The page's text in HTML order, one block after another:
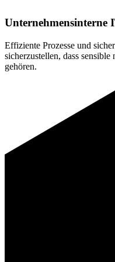
Unternehmensinterne
Effiziente Prozesse und
sicherzustellen, dass
gehören.